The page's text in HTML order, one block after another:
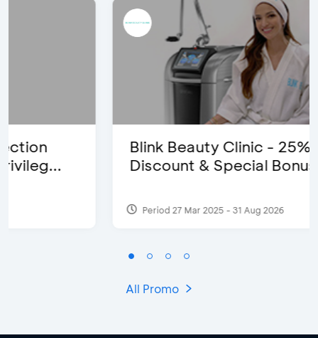
Blink Beauty Clinic - 25%
Discount & Special Bonus
Period 27 Mar 2025 - 31 Aug 2026
All Promo